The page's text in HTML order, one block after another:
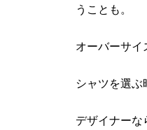
うことも。
オーバーサイ
シャツを選
デザイナー